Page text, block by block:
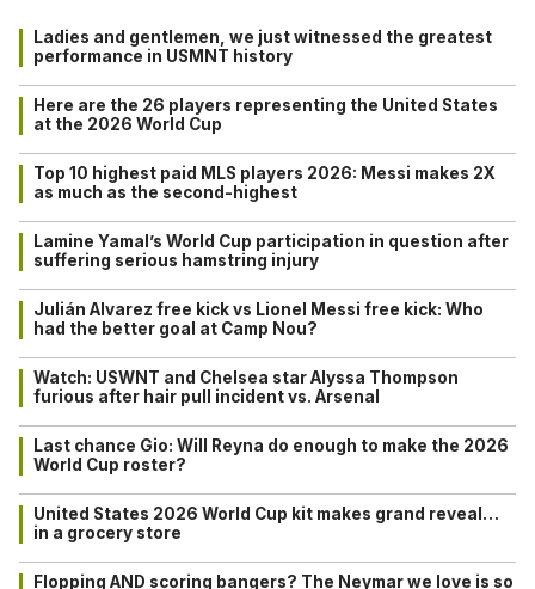
Ladies and gentlemen, we just witnessed the greatest
performance in USMNT history
Here are the 26 players representing the United States
at the 2026 World Cup
Top 10 highest paid MLS players 2026: Messi makes 2X
as much as the second-highest
Lamine Yamal’s World Cup participation in question after
suffering serious hamstring injury
Julián Alvarez free kick vs Lionel Messi free kick: Who
had the better goal at Camp Nou?
Watch: USWNT and Chelsea star Alyssa Thompson
furious after hair pull incident vs. Arsenal
Last chance Gio: Will Reyna do enough to make the 2026
World Cup roster?
United States 2026 World Cup kit makes grand reveal…
in a grocery store
Flopping AND scoring bangers? The Neymar we love is so